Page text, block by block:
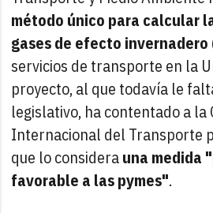
método único para calcular
gases de efecto invernadero
servicios de transporte en la
proyecto, al que todavía le
legislativo, ha contentado a la
Internacional del Transporte
que lo considerauna medida
favorable a las pymes".